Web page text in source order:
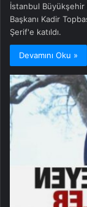
İstanbul Büyükşehir
Başkanı Kadir
Şerif'e katıldı.
Devamını Oku »